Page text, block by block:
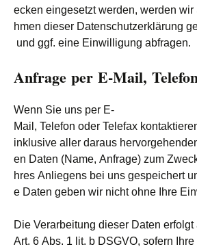
ecken eingesetzt werden, werden
hmen dieser Datenschutzerklärung
und ggf. eine Einwilligung abfragen.
Anfrage per E-Mail,
Wenn Sie uns per E-
Mail, Telefon oder Telefax
inklusive aller daraus
en Daten (Name, Anfrage) zum
hres Anliegens bei uns gespeichert
e Daten geben wir nicht ohne Ihre
Die Verarbeitung dieser Daten
Art. 6 Abs. 1 lit. b DSGVO, sofern